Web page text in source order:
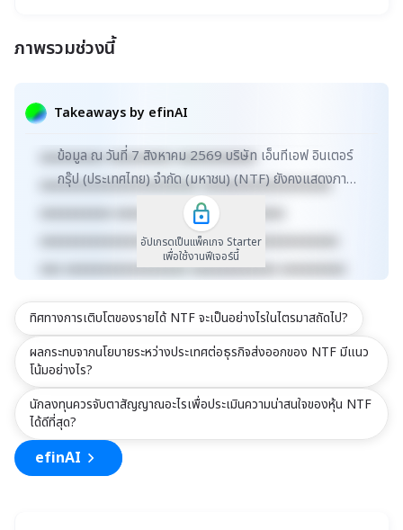
ภาพรวมช่วงนี้
Takeaways by efinAI
xxxxx xxxxxxxxxxxxxxxxxxxxxxxxxxxxxx
xxxxxxxxxxxxxxxxxx xxxxxxxxxxxxxxx xxxxx
xxxxxxxxx xxxxxxxxx xxxxxxxxxxx
xxxxxxxxxxxxxxxxxxxxxx xxxxxxxxxxxxxxxxxx
xxxxxxxxxx xxxxxxxxxxxxx xxxxxxxxxx
xxxxxxxxxxxxxxxxxxxxxxxxxx xxxxxxxxxxxxxxx
xxx xxxxxxxxxxxxxxxxx xxxxxxxxxxxx xxxxxxxxx
xxxxxxxxxxx xxxxxxxx xxxxxxxxxxxxxxxxxxxxxxx
xxxxxxxxxxxxxxxxxxx xxxxx
xxxxxxxxxxxxxxxxxxxxxxxxxxxxxx
ข้อมูล ณ วันที่ 7 สิงหาคม 2569 บริษัท เอ็นทีเอฟ อินเตอร์
กรุ๊ป (ประเทศไทย) จำกัด (มหาชน) (NTF) ยังคงแสดงภาพ
ลักษณ์ธุรกิจจำหน่ายผลไม้สดและแช่แข็งอย่างแข็...
อัปเกรดเป็นแพ็คเกจ Starter
เพื่อใช้งานฟีเจอร์นี้
ทิศทางการเติบโตของรายได้ NTF จะเป็นอย่างไรในไตรมาสถัดไป?
ผลกระทบจากนโยบายระหว่างประเทศต่อธุรกิจส่งออกของ NTF มีแนว
โน้มอย่างไร?
นักลงทุนควรจับตาสัญญาณอะไรเพื่อประเมินความน่าสนใจของหุ้น NTF
ได้ดีที่สุด?
efinAI